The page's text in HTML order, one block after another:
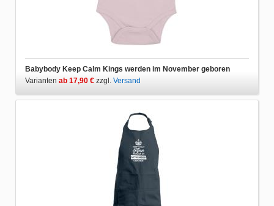
Babybody Keep Calm Kings werden im November geboren
Varianten ab 17,90 € zzgl. Versand